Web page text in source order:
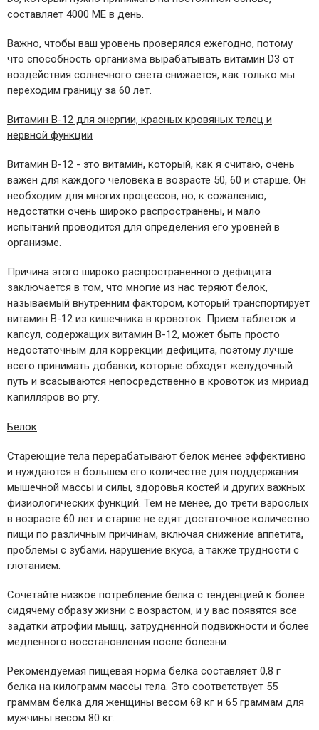
составляет 4000 МЕ в день.
Важно, чтобы ваш уровень проверялся ежегодно, потому
что способность организма вырабатывать витамин D3 от
воздействия солнечного света снижается, как только мы
переходим границу за 60 лет.
Витамин В-12 для энергии, красных кровяных телец и
нервной функции
Витамин В-12 - это витамин, который, как я считаю, очень
важен для каждого человека в возрасте 50, 60 и старше. Он
необходим для многих процессов, но, к сожалению,
недостатки очень широко распространены, и мало
испытаний проводится для определения его уровней в
организме.
Причина этого широко распространенного дефицита
заключается в том, что многие из нас теряют белок,
называемый внутренним фактором, который транспортирует
витамин В-12 из кишечника в кровоток. Прием таблеток и
капсул, содержащих витамин В-12, может быть просто
недостаточным для коррекции дефицита, поэтому лучше
всего принимать добавки, которые обходят желудочный
путь и всасываются непосредственно в кровоток из мириад
капилляров во рту.
Белок
Стареющие тела перерабатывают белок менее эффективно
и нуждаются в большем его количестве для поддержания
мышечной массы и силы, здоровья костей и других важных
физиологических функций. Тем не менее, до трети взрослых
в возрасте 60 лет и старше не едят достаточное количество
пищи по различным причинам, включая снижение аппетита,
проблемы с зубами, нарушение вкуса, а также трудности с
глотанием.
Сочетайте низкое потребление белка с тенденцией к более
сидячему образу жизни с возрастом, и у вас появятся все
задатки атрофии мышц, затрудненной подвижности и более
медленного восстановления после болезни.
Рекомендуемая пищевая норма белка составляет 0,8 г
белка на килограмм массы тела. Это соответствует 55
граммам белка для женщины весом 68 кг и 65 граммам для
мужчины весом 80 кг.